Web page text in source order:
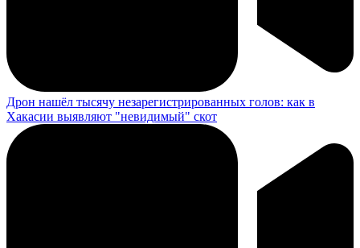
Дрон нашёл тысячу незарегистрированных голов: как в
Хакасии выявляют "невидимый" скот